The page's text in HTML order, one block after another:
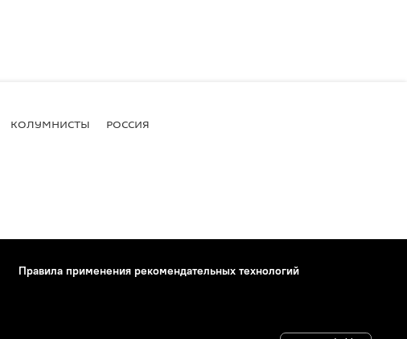
КОЛУМНИСТЫ РОССИЯ
Правила применения рекомендательных технологий